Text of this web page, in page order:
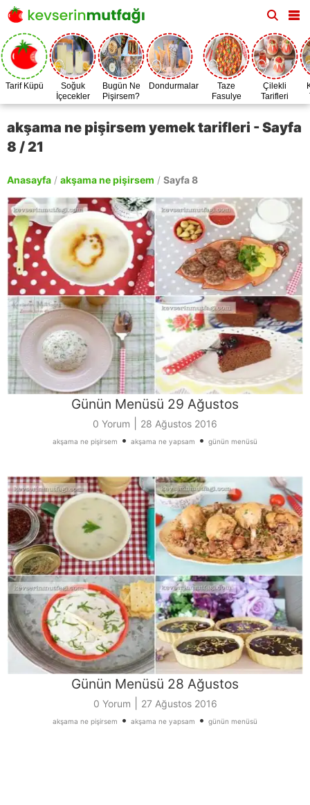
Tarif Küpü
Soğuk
İçecekler
Bugün Ne
Pişirsem?
Dondurmalar
Taze
Fasulye
Zamanı
Çilekli
Tarifleri
akşama ne pişirsem yemek tarifleri - Sayfa
8 / 21
Anasayfa / akşama ne pişirsem / Sayfa 8
Günün Menüsü 29 Ağustos
0 Yorum 28 Ağustos 2016
akşama ne pişirsem • akşama ne yapsam • günün menüsü
Günün Menüsü 28 Ağustos
0 Yorum 27 Ağustos 2016
akşama ne pişirsem • akşama ne yapsam • günün menüsü